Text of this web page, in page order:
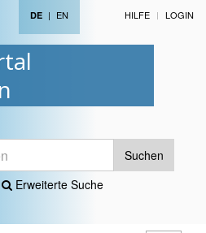
DE | EN HILFE LOGIN
Suchen
Erweiterte Suche